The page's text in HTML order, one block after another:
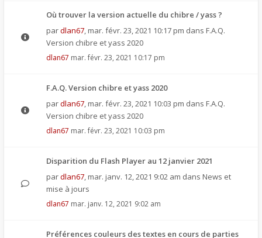
Où trouver la version actuelle du chibre / yass ?
pardlan67, mar. févr. 23, 2021 10:17 pm dans F.A.Q.
Version chibre et yass 2020
dlan67 mar. févr. 23, 2021 10:17 pm
F.A.Q. Version chibre et yass 2020
pardlan67, mar. févr. 23, 2021 10:03 pm dans F.A.Q.
Version chibre et yass 2020
dlan67 mar. févr. 23, 2021 10:03 pm
Disparition du Flash Player au 12 janvier 2021
pardlan67, mar. janv. 12, 2021 9:02 am dans News et
mise à jours
dlan67 mar. janv. 12, 2021 9:02 am
Préférences couleurs des textes en cours de parties